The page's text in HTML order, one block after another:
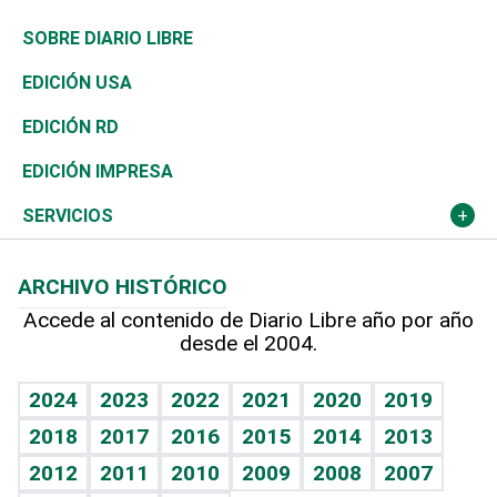
José Boquete
Reportajes
Asia
África
Ocenanía
Caribe
Resto del mundo
Consumo
Vivienda
Telecom.
Global y variable
Economía personal
Belleza
Buena Vida
Sociales
Novedades
Podcast Arte Libre
Hablando con el pediatra
Vida y familia
Eñe
Celebrando la vida
Golf
Ciclismo
Tenis
Olimpismo
Más deportes
TBT Deportivo
De buena tinta
En Directo
El Espía
Noticiero Poteleche
Columnistas
Más firmas
Clima
Tecnología
Historia
Martes de tecnología
Cambio climático
Mundo
Economía
Revista
Deportes
Opinión
Hecho en casa
Guía del dinero
SOBRE DIARIO LIBRE
EDICIÓN USA
EDICIÓN RD
EDICIÓN IMPRESA
SERVICIOS
Cumpleaños
Horóscopos
Crucigramas
ARCHIVO HISTÓRICO
Accede al contenido de Diario Libre año por año
desde el 2004.
2024 2023 2022 2021 2020
2019
2018
2017 2016 2015 2014
2013
2012
2011 2010 2009 2008 2007